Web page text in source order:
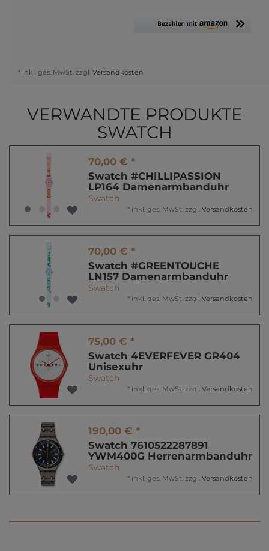
* inkl. ges. MwSt. zzgl. Versandkosten
VERWANDTE PRODUKTE
SWATCH
70,00 € *
Swatch #CHILLIPASSION
LP164 Damenarmbanduhr
Swatch
* inkl. ges. MwSt. zzgl. Versandkosten
70,00 € *
Swatch #GREENTOUCHE
LN157 Damenarmbanduhr
Swatch
* inkl. ges. MwSt. zzgl. Versandkosten
75,00 € *
Swatch 4EVERFEVER GR404
Unisexuhr
Swatch
* inkl. ges. MwSt. zzgl. Versandkosten
190,00 € *
Swatch 7610522287891
YWM400G Herrenarmbanduhr
Swatch
* inkl. ges. MwSt. zzgl. Versandkosten